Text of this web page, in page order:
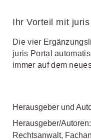
Ihr Vorteil mit juris
Die vier
juris Portal
immer auf dem
Herausgeber und
Herausgeber/Autoren:
Rechtsanwalt,